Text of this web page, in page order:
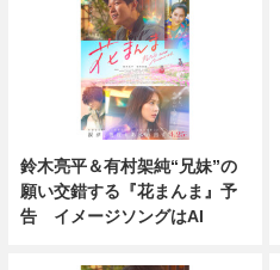
鈴木亮平＆有村架純“兄妹”の
願い交錯する『花まんま』予
告 イメージソングはAI